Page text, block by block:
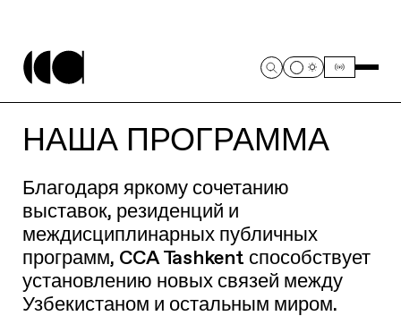
НАША ПРОГРАММА
Благодаря яркому сочетанию
выставок, резиденций и
междисциплинарных публичных
программ, CCA Tashkent способствует
установлению новых связей между
Узбекистаном и остальным миром.